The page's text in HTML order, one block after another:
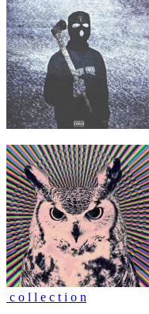
c o l l e c t i o n